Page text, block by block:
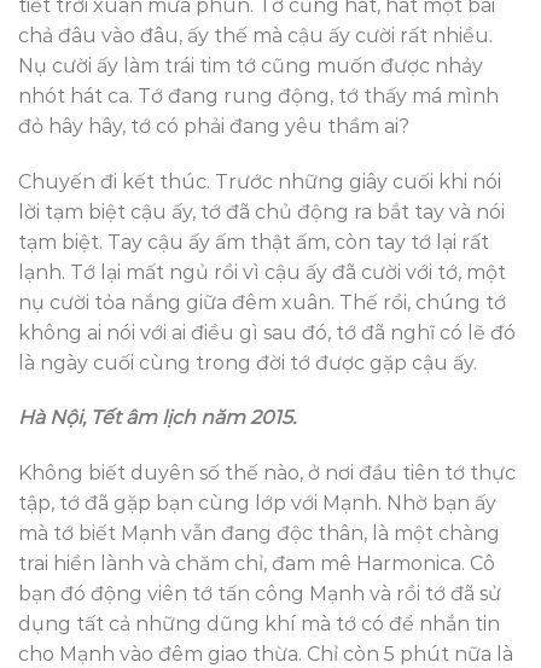
tiết trời xuân mưa phùn. Tớ cũng hát, hát một bài
chả đâu vào đâu, ấy thế mà cậu ấy cười rất nhiều.
Nụ cười ấy làm trái tim tớ cũng muốn được nhảy
nhót hát ca. Tớ đang rung động, tớ thấy má mình
đỏ hây hây, tớ có phải đang yêu thầm ai?
Chuyến đi kết thúc. Trước những giây cuối khi nói
lời tạm biệt cậu ấy, tớ đã chủ động ra bắt tay và nói
tạm biệt. Tay cậu ấy ấm thật ấm, còn tay tớ lại rất
lạnh. Tớ lại mất ngủ rồi vì cậu ấy đã cười với tớ, một
nụ cười tỏa nắng giữa đêm xuân. Thế rồi, chúng tớ
không ai nói với ai điều gì sau đó, tớ đã nghĩ có lẽ đó
là ngày cuối cùng trong đời tớ được gặp cậu ấy.
Hà Nội, Tết âm lịch năm 2015.
Không biết duyên số thế nào, ở nơi đầu tiên tớ thực
tập, tớ đã gặp bạn cùng lớp với Mạnh. Nhờ bạn ấy
mà tớ biết Mạnh vẫn đang độc thân, là một chàng
trai hiền lành và chăm chỉ, đam mê Harmonica. Cô
bạn đó động viên tớ tấn công Mạnh và rồi tớ đã sử
dụng tất cả những dũng khí mà tớ có để nhắn tin
cho Mạnh vào đêm giao thừa. Chỉ còn 5 phút nữa là